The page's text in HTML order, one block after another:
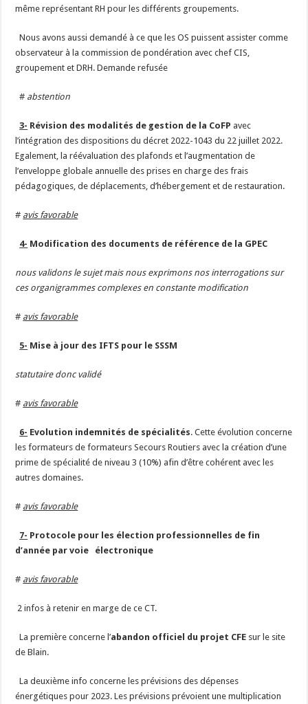
même représentant RH pour les différents groupements.
Nous avons aussi demandé à ce que les OS puissent assister comme
observateur à la commission de pondération avec chef CIS,
groupement et DRH. Demande refusée
# abstention
3- Révision des modalités de gestion de la CoFP avec
l’intégration des dispositions du décret 2022-1043 du 22 juillet 2022.
Egalement, la réévaluation des plafonds et l’augmentation de
l’enveloppe globale annuelle des prises en charge des frais
pédagogiques, de déplacements, d’hébergement et de restauration.
# avis favorable
4- Modification des documents de référence de la GPEC
nous validons le sujet mais nous exprimons nos interrogations sur
ces organigrammes complexes en constante modification
# avis favorable
5- Mise à jour des IFTS pour le SSSM
statutaire donc validé
# avis favorable
6- Evolution indemnités de spécialités. Cette évolution concerne
les formateurs de formateurs Secours Routiers avec la création d’une
prime de spécialité de niveau 3 (10%) afin d’être cohérent avec les
autres domaines.
# avis favorable
7- Protocole pour les élection professionnelles de fin
d’année par voie électronique
# avis favorable
2 infos à retenir en marge de ce CT.
La première concerne l’abandon officiel du projet CFE sur le site
de Blain.
La deuxième info concerne les prévisions des dépenses
énergétiques pour 2023. Les prévisions prévoient une multiplication